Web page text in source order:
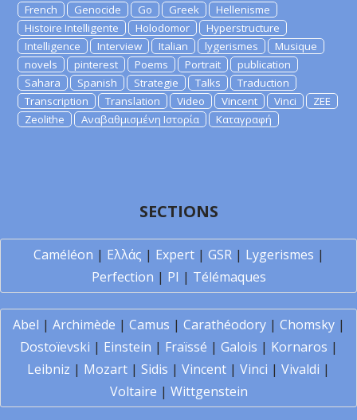
French
Genocide Go Greek
Hellenisme
Histoire Intelligente
Holodomor
Hyperstructure
Intelligence
Interview Italian lygerismes
Musique
novels
pinterest Poems Portrait
publication
Sahara
Spanish Strategie Talks
Traduction
Transcription
Translation Video Vincent Vinci
ZEE
Zeolithe
Αναβαθμισμένη Ιστορία Καταγραφή
SECTIONS
Caméléon | Ελλάς | Expert| GSR| Lygerismes |
Perfection | PI | Télémaques
Abel | Archimède | Camus | Carathéodory| Chomsky|
Dostoïevski | Einstein | Fraïssé | Galois | Kornaros |
Leibniz | Mozart | Sidis | Vincent | Vinci | Vivaldi |
Voltaire | Wittgenstein